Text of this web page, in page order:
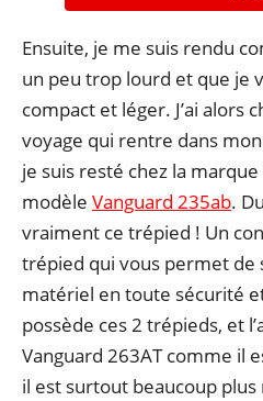
Ensuite, je me suis rendu
un peu trop lourd et que je
compact et léger. J’ai alors
voyage qui rentre dans
je suis resté chez la
modèle Vanguard 235ab.
vraiment ce trépied ! Un
trépied qui vous permet
matériel en toute sécurité
possède ces 2 trépieds, et
Vanguard 263AT comme il
il est surtout beaucoup